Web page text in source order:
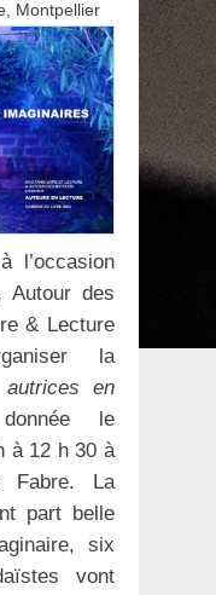
Montpellier
l’occasion
Autour des
& Lecture
la
autrices en
le
à 12 h 30 à
Fabre. La
part belle
six
vont